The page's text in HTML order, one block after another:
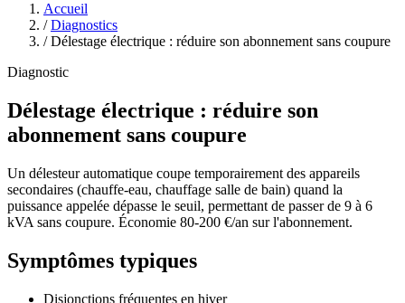
Accueil
/ Diagnostics
/ Délestage électrique : réduire son abonnement sans coupure
Diagnostic
Délestage électrique : réduire son
abonnement sans coupure
Un délesteur automatique coupe temporairement des appareils
secondaires (chauffe-eau, chauffage salle de bain) quand la
puissance appelée dépasse le seuil, permettant de passer de 9 à 6
kVA sans coupure. Économie 80-200 €/an sur l'abonnement.
Symptômes typiques
Disjonctions fréquentes en hiver